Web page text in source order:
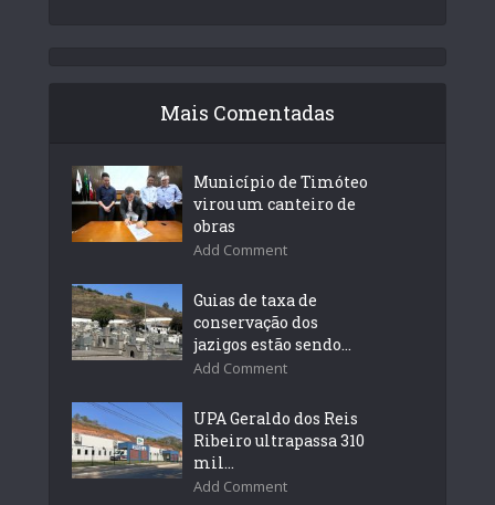
Mais Comentadas
Município de Timóteo
virou um canteiro de
obras
Add Comment
Guias de taxa de
conservação dos
jazigos estão sendo...
Add Comment
UPA Geraldo dos Reis
Ribeiro ultrapassa 310
mil...
Add Comment